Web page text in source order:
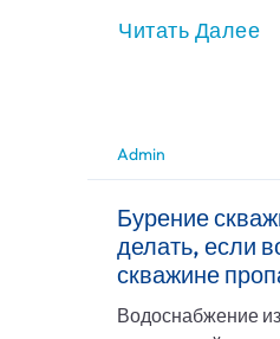
Читать Далее
Admin
Бурение
делать, если
скважине
Водоснабжение